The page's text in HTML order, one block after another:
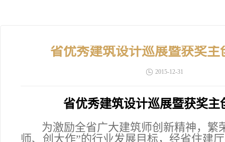
省优秀建筑设计巡展暨获奖
2015-12-31
省优秀建筑设计巡展暨获奖
为激励全省广大建筑师创新精神，繁
师、创大作”的行业发展目标，经省住建